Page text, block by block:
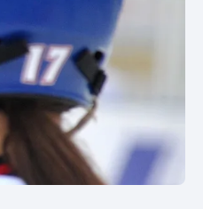
Volejbal
Ostatní